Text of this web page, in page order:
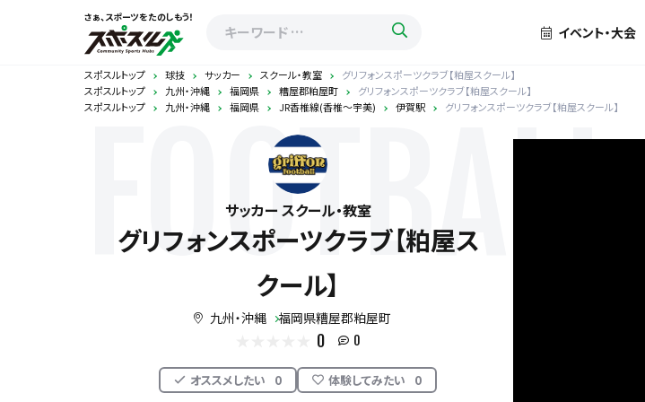
さぁ、スポーツをたのしもう！
イベント・大会
スポスルトップ 球技 サッカー スクール・教室
グリフォンスポーツクラブ【粕屋スクール】
スポスルトップ
九州・沖縄 福岡県 糟屋郡粕屋町
グリフォンスポーツクラブ【粕屋スクール】
スポスルトップ
九州・沖縄 福岡県 JR香椎線(香椎～宇美) 伊賀駅 グリフォンスポーツクラブ【粕屋スクール】
FOOTBALL
サッカー スクール・教室
グリフォンスポーツクラブ【粕屋ス
クール】
九州・沖縄 福岡県糟屋郡粕屋町
0 0
オススメしたい 0 体験してみたい 0